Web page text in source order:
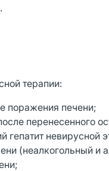
терапии:
поражения печени;
перенесенного
гепатит невирусной
(неалкогольный и